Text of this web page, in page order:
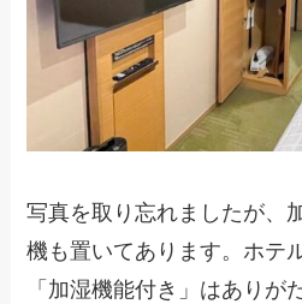
写真を取り忘れましたが、
機も置いてあります。ホテ
「加湿機能付き」はありが